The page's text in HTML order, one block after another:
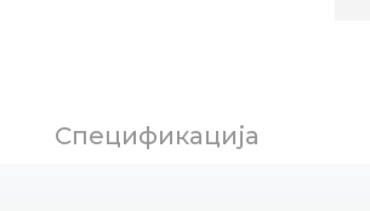
Спецификација